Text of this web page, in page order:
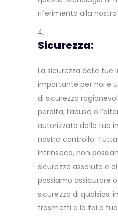
riferimento alla nostra
Sicurezza:
La sicurezza delle tue
importante per noi e
di sicurezza
perdita, l’abuso o
autorizzata delle tue
nostro controllo.
intrinseco, non
sicurezza assoluta e
possiamo assicurare
sicurezza di qualsiasi
trasmetti e lo fai a